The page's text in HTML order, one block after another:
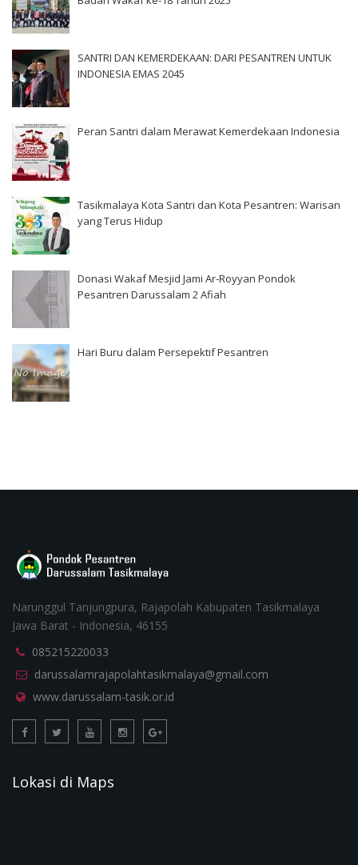
SANTRI DAN KEMERDEKAAN: DARI PESANTREN UNTUK
INDONESIA EMAS 2045
Peran Santri dalam Merawat Kemerdekaan Indonesia
Tasikmalaya Kota Santri dan Kota Pesantren: Warisan
yang Terus Hidup
Donasi Wakaf Mesjid Jami Ar-Royyan Pondok
Pesantren Darussalam 2 Afiah
Hari Buru dalam Persepektif Pesantren
Narunggul Tanjungpura, Rajapolah Kabupaten Tasikmalaya
Jawa Barat - Indonesia, 46155
085215220033
darussalamrajapolahtasikmalaya@gmail.com
www.darussalam-tasik.or.id
Lokasi di Maps